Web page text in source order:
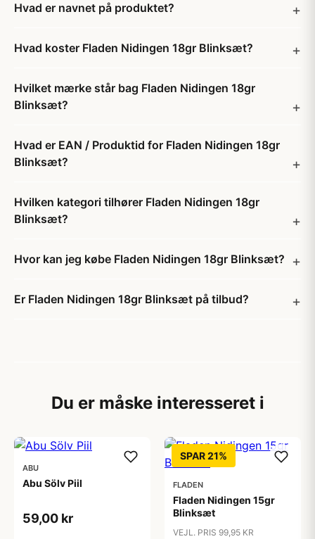
Hvad er navnet på produktet?
Hvad koster Fladen Nidingen 18gr Blinksæt?
Hvilket mærke står bag Fladen Nidingen 18gr
Blinksæt?
Hvad er EAN / Produktid for Fladen Nidingen 18gr
Blinksæt?
Hvilken kategori tilhører Fladen Nidingen 18gr
Blinksæt?
Hvor kan jeg købe Fladen Nidingen 18gr Blinksæt?
Er Fladen Nidingen 18gr Blinksæt på tilbud?
Du er måske interesseret i
ABU
Abu Sölv Piil
59,00 kr
SPAR 21%
FLADEN
Fladen Nidingen 15gr
Blinksæt
VEJL. PRIS 99,95 KR